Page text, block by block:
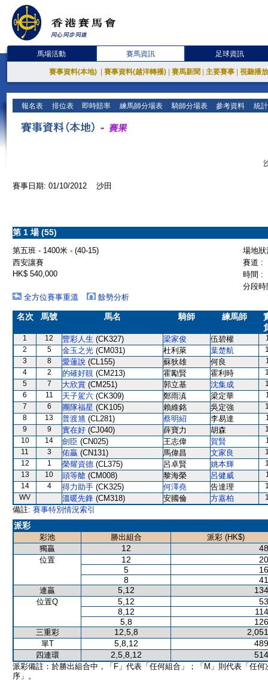
馬場活動 賽馬資訊 足球資訊
賽事資料(本地) 賽事資料(越洋轉播) 賽馬新聞 主要賽事 視聽播
報名表 排位表 即時賠率 練馬師分場表 騎師分場表 參考資料 統
賽事日期: 01/10/2012 沙田
第 1 場 (55)
第五班 - 1400米 - (40-15)
場地
西安讓賽
賽道 :
HK$ 540,000
時間 :
分段
全方位賽事重溫
餘勢分析
名次 馬號 馬名 騎師 練馬師
1 12 豐彩人生 (CK327) 梁家俊 伍碧權
2
5 金玉之光 (CM031) 杜利萊 葉楚航
3
8 愛蓮說 (CL155) 蘇狄雄 何良
4
2 的確好靚 (CM213) 霍勵賢 霍利時
5
7 大欣賞 (CM251) 郭立基 沈集成
6
11 天子駕六 (CK309) 鄭雨滇 梁定華
7
6 團隊福星 (CK105) 賴維銘 吳定強
8
13 普渡馗 (CL281) 蔡明紹 李易達
9
9 實在好 (CJ040) 薛寶力 胡森
10
14 劍臣 (CN025) 王志偉 賀賢
11
3 佑贏 (CN131) 馬偉昌 文家良
12
1 榮耀資德 (CL375) 呂卓賢 姚本輝
13
10 頭等艙 (CM008) 黎海榮 呂健威
14
4 得力助手 (CK325) 何澤堯 告達理
WV
溫暖先鋒 (CM318) 安國倫 方嘉柏
備註: 賽事特別情況索引
派彩
彩池 勝出組合
派彩 (HK$)
獨贏
12
位置 12
5
8
連贏 5,12
位置Q 5,12
8,12
5,8
三重彩 12,5,8
單T 5,8,12
四連環 2,5,8,12
派彩備註：於勝出組合中，「F」代表「任何組合」；「M」則代表「任何
序」。